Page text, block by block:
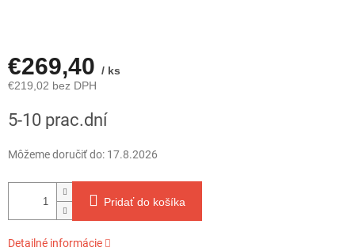
€269,40 / ks
€219,02 bez DPH
cena:
5-10 prac.dní
Môžeme doručiť do: 17.8.2026
Pridať do košíka
Detailné informácie